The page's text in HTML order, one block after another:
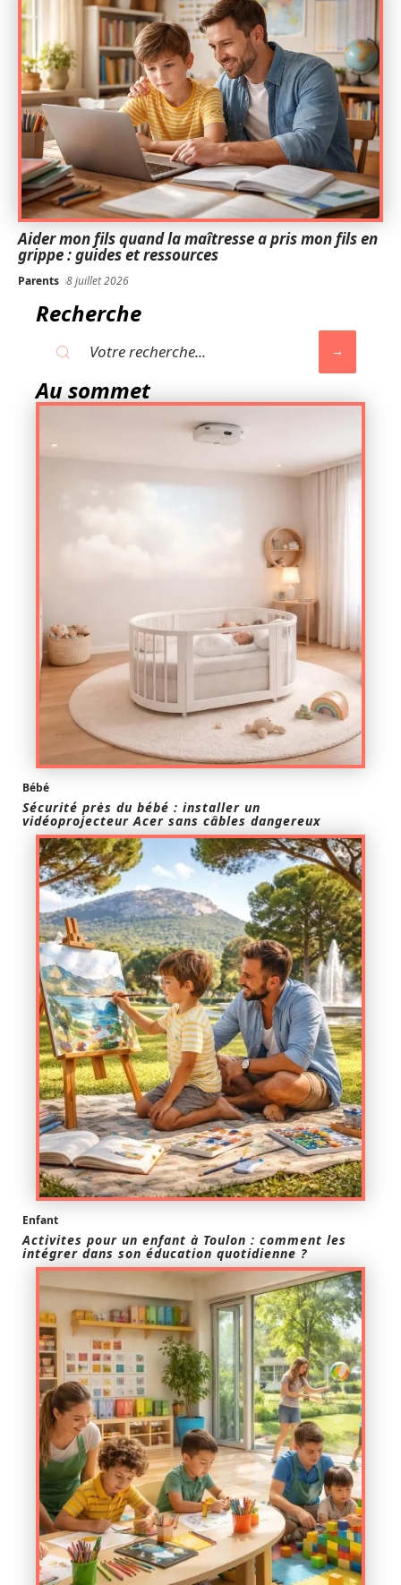
Aider mon fils quand la maîtresse a pris mon fils en
grippe : guides et ressources
Parents 8 juillet 2026
Recherche
Au sommet
Bébé
Sécurité près du bébé : installer un
vidéoprojecteur Acer sans câbles dangereux
Enfant
Activites pour un enfant à Toulon : comment les
intégrer dans son éducation quotidienne ?